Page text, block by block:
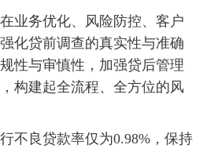
务优化、风险防控、客户
化贷前调查的真实性与准确
性与审慎性，加强贷后管理
构建起全流程、全方位的风
良贷款率仅为0.98%，保持